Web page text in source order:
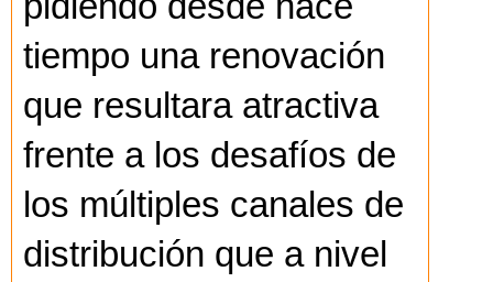
tiempo una renovación
que resultara atractiva
frente a los desafíos de
los múltiples canales de
distribución que a nivel